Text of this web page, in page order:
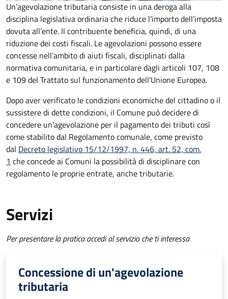
Un’agevolazione tributaria consiste in una deroga alla
disciplina legislativa ordinaria che riduce l’importo dell’imposta
dovuta all’ente. Il contribuente beneficia, quindi, di una
riduzione dei costi fiscali. Le agevolazioni possono essere
concesse nell’ambito di aiuti fiscali, disciplinati dalla
normativa comunitaria, e in particolare dagli articoli 107, 108
e 109 del Trattato sul funzionamento dell'Unione Europea.
Dopo aver verificato le condizioni economiche del cittadino o il
sussistere di dette condizioni, il Comune può decidere di
concedere un'agevolazione per il pagamento dei tributi così
come stabilito dal Regolamento comunale, come previsto
dal Decreto legislativo 15/12/1997, n. 446, art. 52, com.
1 che concede ai Comuni la possibilità di disciplinare con
regolamento le proprie entrate, anche tributarie.
Servizi
Per presentare la pratica accedi al servizio che ti interessa
Concessione di un'agevolazione
tributaria